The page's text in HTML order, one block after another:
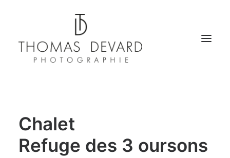
PACKSHOT E-COMMERCE
Chalet
Refuge des 3 oursons